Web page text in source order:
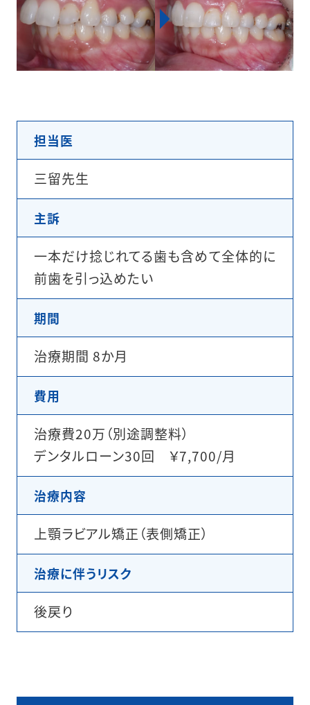
担当医
三留先生
主訴
一本だけ捻じれてる歯も含めて全体的に
前歯を引っ込めたい
期間
治療期間 8か月
費用
治療費20万（別途調整料）
デンタルローン30回 ￥7,700/月
治療内容
上顎ラビアル矯正（表側矯正）
治療に伴うリスク
後戻り